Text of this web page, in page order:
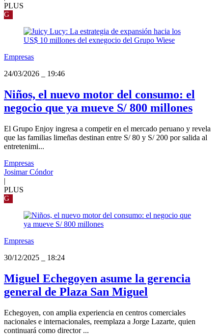
PLUS
G
Empresas
24/03/2026
19:46
Niños, el nuevo motor del consumo: el
negocio que ya mueve S/ 800 millones
El Grupo Enjoy ingresa a competir en el mercado peruano y revela
que las familias limeñas destinan entre S/ 80 y S/ 200 por salida al
entretenimi...
Empresas
Josimar Cóndor
|
PLUS
G
Empresas
30/12/2025
18:24
Miguel Echegoyen asume la gerencia
general de Plaza San Miguel
Echegoyen, con amplia experiencia en centros comerciales
nacionales e internacionales, reemplaza a Jorge Lazarte, quien
continuará como director ...